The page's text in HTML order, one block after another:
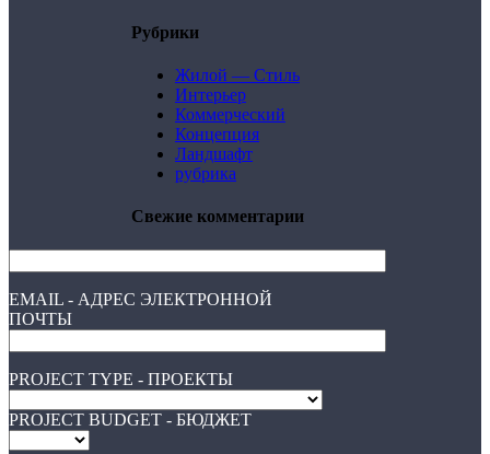
Рубрики
Жилой — Стиль
Интерьер
Коммерческий
Концепция
Ландшафт
рубрика
Свежие комментарии
EMAIL - АДРЕС ЭЛЕКТРОННОЙ
ПОЧТЫ
PROJECT TYPE - ПРОЕКТЫ
PROJECT BUDGET - БЮДЖЕТ